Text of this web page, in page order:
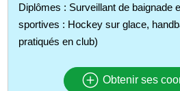
Diplômes : Surveillant de baignade
sportives : Hockey sur glace,
pratiqués en club)
Obtenir ses